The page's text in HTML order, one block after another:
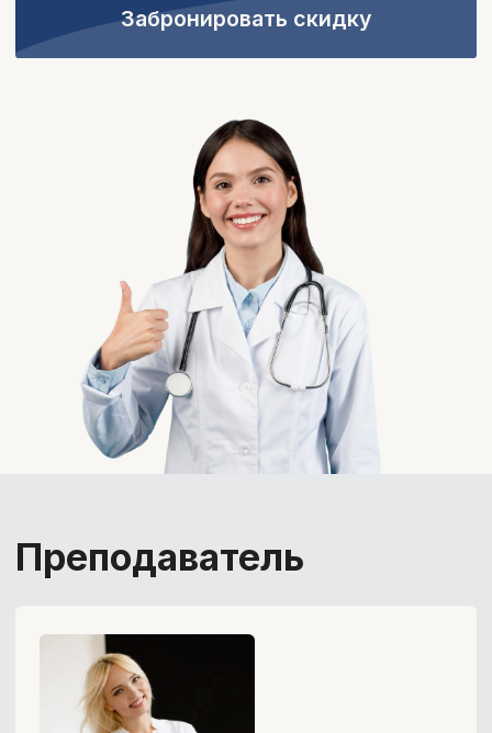
Курс «Эндокринология
здорового человека»9 900 ₽→
Разбор актуальных научных исследований
с Кандидатом биологических наук
Галиной Киреевой - научный сотрудник,
Забронировать скидку
с менеджером
Доступ к материалам курса на 1
домашних заданий в течение 11
недель
Ответы на вопросы и обмен
опытом в чате курса
Тестирование для самопроверки
Тариф с обратной связью